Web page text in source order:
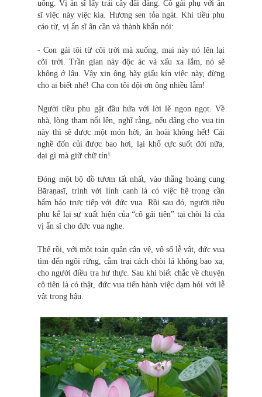
uống. Vị ẩn sĩ lấy trái cây đãi đằng. Cô gái phụ với ẩn
sĩ việc này việc kia. Hương sen tỏa ngát. Khi tiều phu
cáo từ, vị ẩn sĩ ân cần và thành khẩn nói:
- Con gái tôi từ cõi trời mà xuống, mai này nó lên lại
cõi trời. Trần gian này độc ác và xấu xa lắm, nó sẽ
không ở lâu. Vậy xin ông hãy giấu kín việc này, đừng
cho ai biết nhé! Cha con tôi đội ơn ông nhiều lắm!
Người tiều phu gật đầu hứa với lời lẽ ngon ngọt. Về
nhà, lòng tham nổi lên, nghĩ rằng, nếu dâng cho vua tin
này thì sẽ được một món hời, ăn hoài không hết! Cái
nghề đốn củi được bao hơi, lại khổ cực suốt đời nữa,
dại gì mà giữ chữ tín!
Đóng một bộ đồ tươm tất nhất, vào thẳng hoàng cung
Bāraṇasī, trình với lính canh là có việc hệ trọng cần
bẩm báo trực tiếp với đức vua. Rồi sau đó, người tiều
phu kể lại sự xuất hiện của “cô gái tiên” tại chòi lá của
vị ẩn sĩ cho đức vua nghe.
Thế rồi, với một toán quân cận vệ, vô số lễ vật, đức vua
tìm đến ngôi rừng, cắm trại cách chòi lá không bao xa,
cho người điều tra hư thực. Sau khi biết chắc về chuyện
cô tiên là có thật, đức vua tiến hành việc dạm hỏi với lễ
vật trọng hậu.